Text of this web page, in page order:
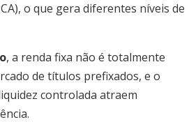
o que gera diferentes níveis de
, a renda fixa não é totalmente
de títulos prefixados, e o
controlada atraem